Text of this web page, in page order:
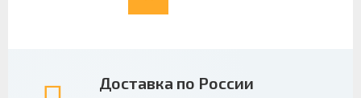
Доставка по России